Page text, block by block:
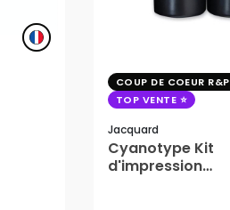
COUP DE COEUR R&P
TOP VENTE
Jacquard
Cyanotype Kit
d'impression